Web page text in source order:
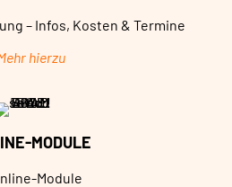
– Infos, Kosten & Termine
hierzu
MODULE
Module